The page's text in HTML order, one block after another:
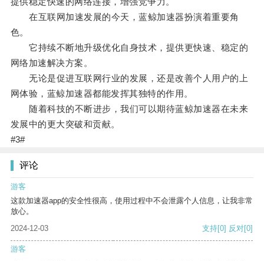
在互联网加速发展的今天，蓝鲸加速器扮演着重要角
色。
它持续不断地升级优化自身技术，提供更快速、稳定的
网络加速解决方案。
无论是促进互联网行业的发展，还是改善个人用户的上
网体验，蓝鲸加速器都能发挥其独特的作用。
随着科技的不断进步，我们可以期待蓝鲸加速器在未来
发展中的更大突破和贡献。
#3#
评论
游客
这款加速器app的安全性很高，使用过程中不会泄露个人信息，让我非常
放心。
2024-12-03
支持[0] 反对[0]
游客